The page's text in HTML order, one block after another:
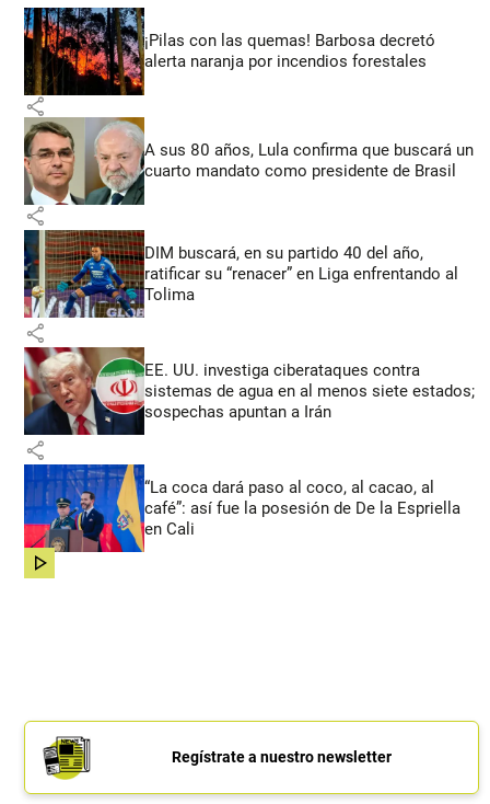
¡Pilas con las quemas! Barbosa decretó
alerta naranja por incendios forestales
share
A sus 80 años, Lula confirma que buscará un
cuarto mandato como presidente de Brasil
share
DIM buscará, en su partido 40 del año,
ratificar su “renacer” en Liga enfrentando al
Tolima
share
EE. UU. investiga ciberataques contra
sistemas de agua en al menos siete estados;
sospechas apuntan a Irán
share
“La coca dará paso al coco, al cacao, al
café”: así fue la posesión de De la Espriella
en Cali
share
Regístrate a nuestro newsletter